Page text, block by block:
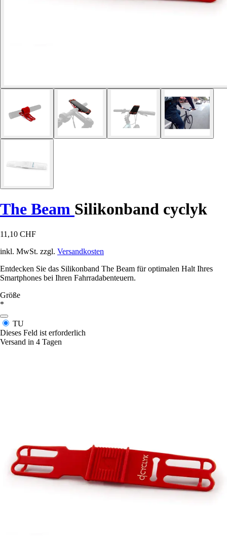
The Beam Silikonband cyclyk
11,10 CHF
inkl. MwSt. zzgl. Versandkosten
Entdecken Sie das Silikonband The Beam für optimalen Halt Ihres
Smartphones bei Ihren Fahrradabenteuern.
Größe
*
TU
Dieses Feld ist erforderlich
Versand in 4 Tagen